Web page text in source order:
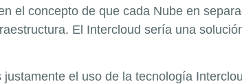
el concepto de que cada Nube en
El Intercloud sería una
el uso de la tecnología